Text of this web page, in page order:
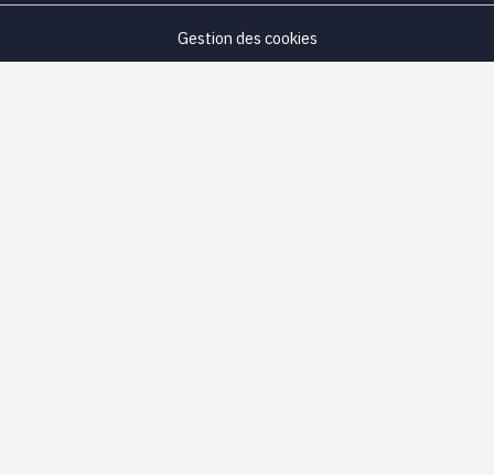
Gestion des cookies